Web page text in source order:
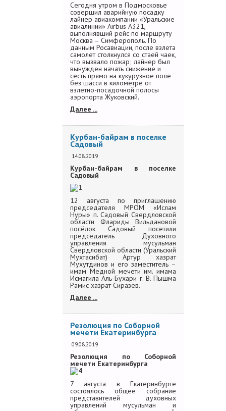
Сегодня утром в Подмосковье
совершил аварийную посадку
лайнер авиакомпании «Уральские
авиалинии» Airbus A321,
выполнявший рейс по маршруту
Москва – Симферополь. По
данным Росавиации, после взлета
самолет столкнулся со стаей чаек,
что вызвало пожар; лайнер был
вынужден начать снижение и
сесть прямо на кукурузное поле
без шасси в километре от
взлетно-посадочной полосы
аэропорта Жуковский.
Далее ...
Курбан-байрам в поселке
Садовый
14.08.2019
Курбан-байрам в поселке
Садовый
12 августа по приглашению
председателя МРОМ «Ислам
Нуры» п.Садовый Свердловской
области Флариды Вильдановой
посёлок Садовый посетили
председатель Духовного
управления мусульман
Свердловской области (Уральский
Мухтасибат) Артур хазрат
Мухутдинов и его заместитель –
имам Медной мечети им. имама
Исмагила Аль-Бухари г. В. Пышма
Рамис хазрат Сиразев.
Далее ...
Резолюция по Соборной
мечети Екатеринбурга
09.08.2019
Резолюция по Соборной
мечети Екатеринбурга
7 августа в Екатеринбурге
состоялось общее собрание
представителей духовных
управлений мусульман и